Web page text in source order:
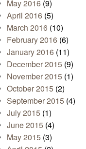
May 2016 (9)
April 2016 (5)
March 2016 (10)
February 2016 (6)
January 2016 (11)
December 2015 (9)
November 2015 (1)
October 2015 (2)
September 2015 (4)
July 2015 (1)
June 2015 (4)
May 2015 (3)